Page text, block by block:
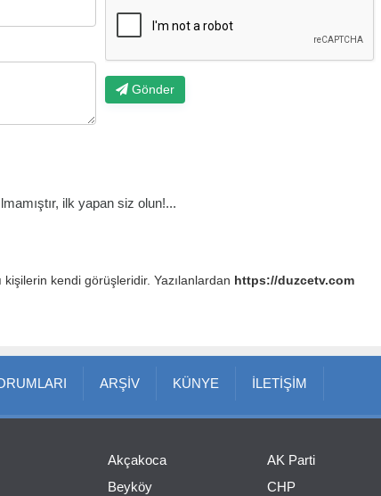
Gönder
ilk yapan siz olun!...
kendi görüşleridir. Yazılanlardan https://duzcetv.com
ARŞİV KÜNYE İLETİŞİM
Akçakoca
Beyköy
AK Parti
CHP